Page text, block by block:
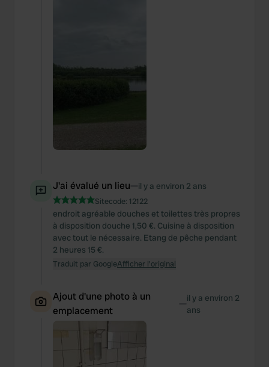
J'ai évalué un lieu—il y a environ 2 ans
Sitecode: 12122
endroit agréable douches et toilettes très propres
à disposition douche 1,50 €. Cuisine à disposition
avec tout le nécessaire. Etang de pêche pendant
2 heures 15 €.
Traduit par GoogleAfficher l'original
Ajout d'une photo à un
emplacement
—il y a environ 2
ans